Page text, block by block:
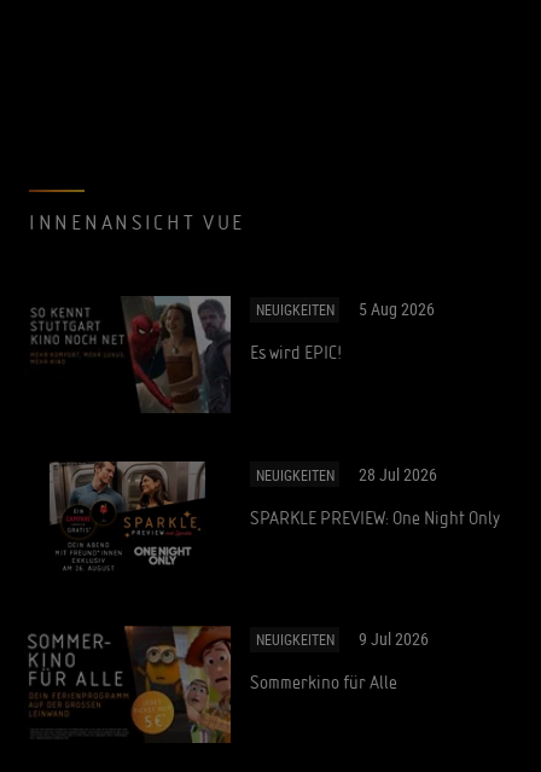
INNENANSICHT VUE
NEUIGKEITEN 5 Aug 2026
Es wird EPIC!
NEUIGKEITEN 28 Jul 2026
SPARKLE PREVIEW: One Night Only
NEUIGKEITEN 9 Jul 2026
Sommerkino für Alle